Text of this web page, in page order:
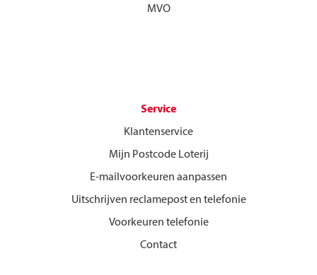
MVO
Service
Klantenservice
Mijn Postcode Loterij
E-mailvoorkeuren aanpassen
Uitschrijven reclamepost en telefonie
Voorkeuren telefonie
Contact